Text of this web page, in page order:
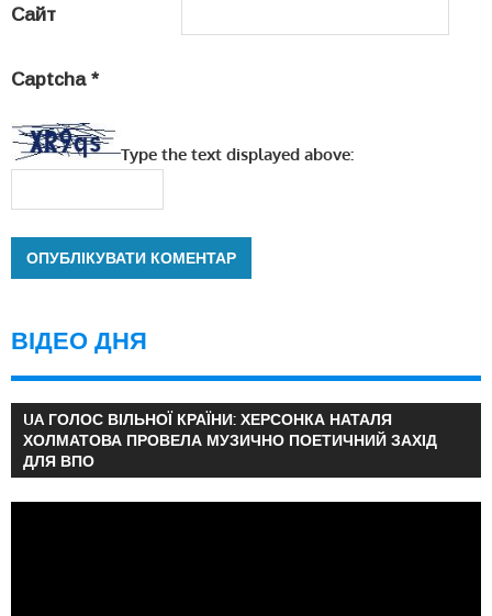
Сайт
Captcha *
Type the text displayed above:
ВІДЕО ДНЯ
UA ГОЛОС ВІЛЬНОЇ КРАЇНИ: ХЕРСОНКА НАТАЛЯ
ХОЛМАТОВА ПРОВЕЛА МУЗИЧНО ПОЕТИЧНИЙ ЗАХІД
ДЛЯ ВПО